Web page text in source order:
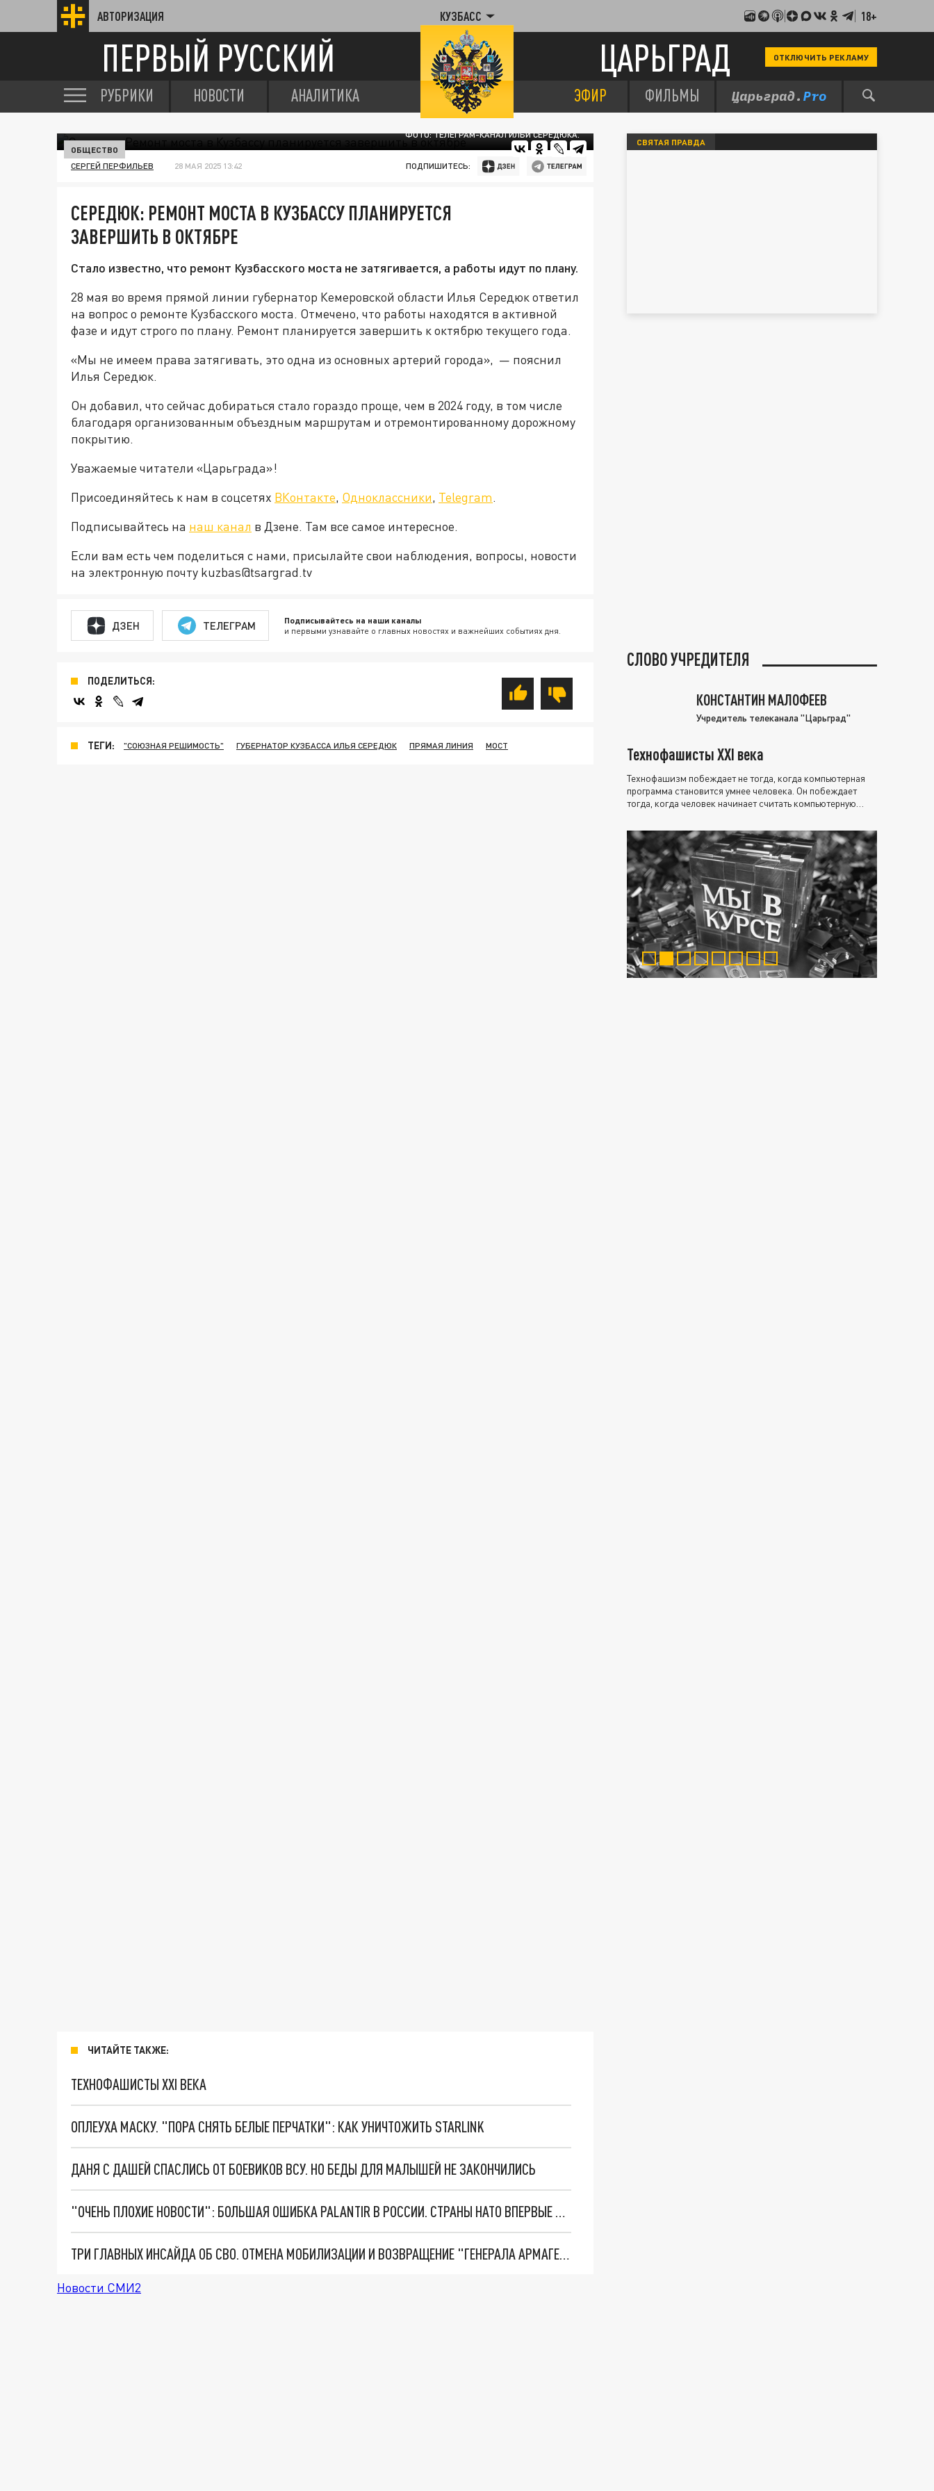
АВТОРИЗАЦИЯ КУЗБАСС 18+
ПЕРВЫЙ РУССКИЙ ЦАРЬГРАД ОТКЛЮЧИТЬ РЕКЛАМУ
РУБРИКИ НОВОСТИ АНАЛИТИКА ЭФИР ФИЛЬМЫ
ФОТО: ТЕЛЕГРАМ-КАНАЛ ИЛЬИ СЕРЕДЮКА.
ОБЩЕСТВО
СЕРГЕЙ ПЕРФИЛЬЕВ 28 МАЯ 2025 13:42 ПОДПИШИТЕСЬ:
СЕРЕДЮК: РЕМОНТ МОСТА В КУЗБАССУ ПЛАНИРУЕТСЯ
ЗАВЕРШИТЬ В ОКТЯБРЕ
Стало известно, что ремонт Кузбасского моста не затягивается, а работы идут по плану.
28 мая во время прямой линии губернатор Кемеровской области Илья Середюк ответил
на вопрос о ремонте Кузбасского моста. Отмечено, что работы находятся в активной
фазе и идут строго по плану. Ремонт планируется завершить к октябрю текущего года.
«Мы не имеем права затягивать, это одна из основных артерий города», — пояснил
Илья Середюк.
Он добавил, что сейчас добираться стало гораздо проще, чем в 2024 году, в том числе
благодаря организованным объездным маршрутам и отремонтированному дорожному
покрытию.
Уважаемые читатели «Царьграда»!
Присоединяйтесь к нам в соцсетях ВКонтакте, Одноклассники, Telegram.
Подписывайтесь на наш канал в Дзене. Там все самое интересное.
Если вам есть чем поделиться с нами, присылайте свои наблюдения, вопросы, новости
на электронную почту kuzbas@tsargrad.tv
ДЗЕН ТЕЛЕГРАМ Подписывайтесь на наши каналы
и первыми узнавайте о главных новостях и важнейших событиях дня.
ПОДЕЛИТЬСЯ:
ТЕГИ: "СОЮЗНАЯ РЕШИМОСТЬ" ГУБЕРНАТОР КУЗБАССА ИЛЬЯ СЕРЕДЮК ПРЯМАЯ ЛИНИЯ МОСТ
ЧИТАЙТЕ ТАКЖЕ:
ТЕХНОФАШИСТЫ XXI ВЕКА
ОПЛЕУХА МАСКУ. "ПОРА СНЯТЬ БЕЛЫЕ ПЕРЧАТКИ": КАК УНИЧТОЖИТЬ STARLINK
ДАНЯ С ДАШЕЙ СПАСЛИСЬ ОТ БОЕВИКОВ ВСУ. НО БЕДЫ ДЛЯ МАЛЫШЕЙ НЕ ЗАКОНЧИЛИСЬ
"ОЧЕНЬ ПЛОХИЕ НОВОСТИ": БОЛЬШАЯ ОШИБКА PALANTIR В РОССИИ. СТРАНЫ НАТО ВПЕРВЫЕ ЗА СВО ОСТАНОВИЛИ ПОСТАВКИ ОРУЖИЯ. ВСУ ТЕРЯЮТ ПРИГРАНИЧЬЕ?
ТРИ ГЛАВНЫХ ИНСАЙДА ОБ СВО. ОТМЕНА МОБИЛИЗАЦИИ И ВОЗВРАЩЕНИЕ "ГЕНЕРАЛА АРМАГЕДДОНА"? ОТЛИЧНЫЕ НОВОСТИ, КОТОРЫЕ ЖДАЛИ ВСЕ
Новости СМИ2
СВЯТАЯ ПРАВДА
СЛОВО УЧРЕДИТЕЛЯ
КОНСТАНТИН МАЛОФЕЕВ
Учредитель телеканала "Царьград"
Технофашисты XXI века
Технофашизм побеждает не тогда, когда компьютерная
программа становится умнее человека. Он побеждает
тогда, когда человек начинает считать компьютерную